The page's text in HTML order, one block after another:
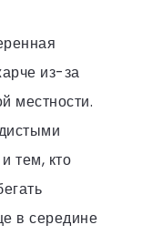
из-за
местности.
тем, кто
в середине